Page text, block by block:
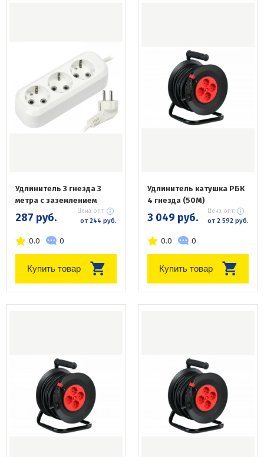
Удлинитель 3 гнезда 3
метра с заземлением
287 руб. Цена опт:
от 244 руб.
0.0 0
Купить товар
Удлинитель катушка РБК
4 гнезда (50М)
3 049 руб. Цена опт:
от 2 592 руб.
0.0 0
Купить товар